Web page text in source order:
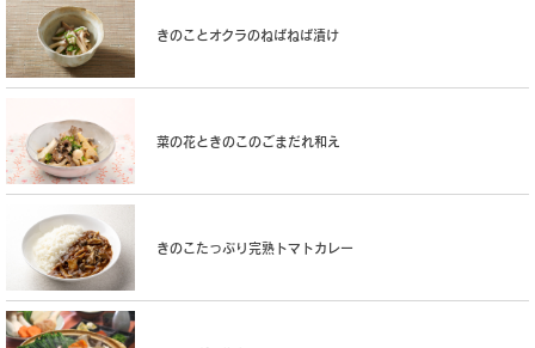
きのことオクラのねばねば漬け
菜の花ときのこのごまだれ和え
きのこたっぷり完熟トマトカレー